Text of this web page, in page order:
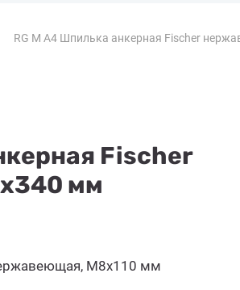
RG M A4 Шпилька анкерная Fischer
Fischer
мм
M8x110 мм